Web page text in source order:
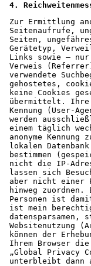
4.
Zur Ermittlung
Seitenaufrufe,
Seiten,
Gerätetyp,
Links sowie –
Verweis
verwendete
gehostetes,
keine Cookies
übermittelt. Ihre
Kennung (User-
werden
einem täglich
anonyme
lokalen
bestimmen
nicht die IP-
lassen sich
aber nicht einer
hinweg zuordnen.
Personen ist
ist mein
datensparsamen,
Websitenutzung
können der
Ihrem Browser
„Global Privacy
unterbleibt dann